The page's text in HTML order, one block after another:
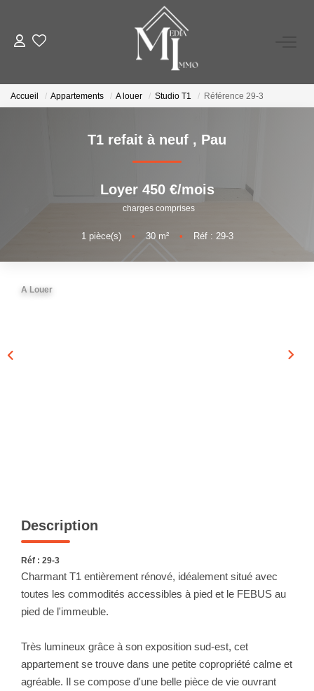
A VENDRE
GESTION LOCATIVE
NOS AGENCES
Accueil Appartements A louer Studio T1 Référence 29-3
T1 refait à neuf , Pau
Loyer 450 €/mois
charges comprises
1 pièce(s) • 30m² • Réf : 29-3
A Louer
Description
Réf : 29-3
Charmant T1 entièrement rénové, idéalement situé avec
toutes les commodités accessibles à pied et le FEBUS au
pied de l'immeuble.
Très lumineux grâce à son exposition sud-est, cet
appartement se trouve dans une petite copropriété calme et
agréable. Il se compose d'une belle pièce de vie ouvrant